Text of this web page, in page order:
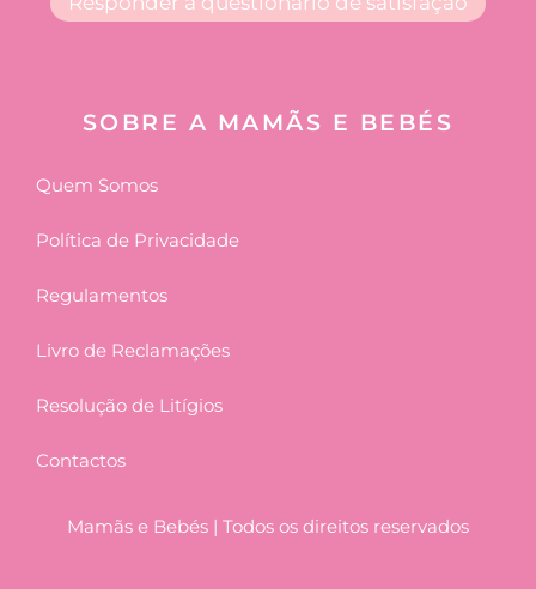
SOBRE A MAMÃS E BEBÉS
Quem Somos
Política de Privacidade
Regulamentos
Livro de Reclamações
Resolução de Litígios
Contactos
Mamãs e Bebés | Todos os direitos reservados